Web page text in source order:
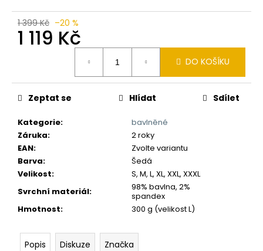
1 399 Kč –20 %
1 119 Kč
DO KOŠÍKU
Kategorie:
bavlněné
Záruka:
2 roky
EAN:
Zvolte variantu
Barva:
Šedá
Velikost:
S, M, L, XL, XXL, XXXL
Svrchní materiál:
98% bavlna, 2%
spandex
Hmotnost: 300 g (velikost L)
Zeptat se Hlídat Sdílet
Popis Diskuze Značka
e
m